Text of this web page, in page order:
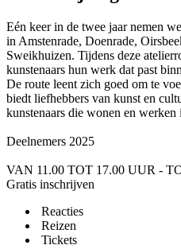
Eén keer in de twee jaar nemen
in Amstenrade, Doenrade,
Sweikhuizen. Tijdens deze
kunstenaars hun werk dat past
De route leent zich goed om te
biedt liefhebbers van kunst en
kunstenaars die wonen en werken
Deelnemers 2025
VAN 11.00 TOT 17.00 UUR -
Gratis inschrijven
Reacties
Reizen
Tickets